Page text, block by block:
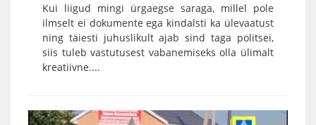
Kui liigud mingi ürgaegse saraga, millel pole
ilmselt ei dokumente ega kindalsti ka ülevaatust
ning täiesti juhuslikult ajab sind taga politsei,
siis tuleb vastutusest vabanemiseks olla ülimalt
kreatiivne....